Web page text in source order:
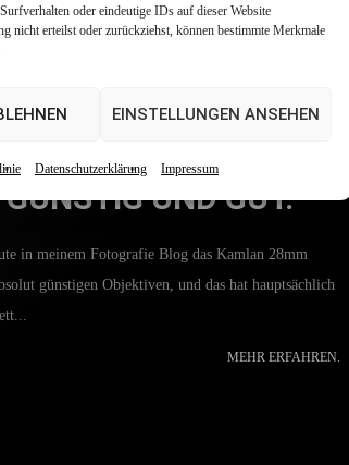
oder eindeutige IDs auf dieser Website
nicht erteilst oder zurückziehst, können bestimmte Merkmale
EINSTELLUNGEN ANSEHEN
Datenschutzerklärung Impressum
UND GUT.
in meinem Fotografie Blog das Kamlan 28mm
günstigen Objektiven, und das hat hauptsächlich
MEHR ERFAHREN.